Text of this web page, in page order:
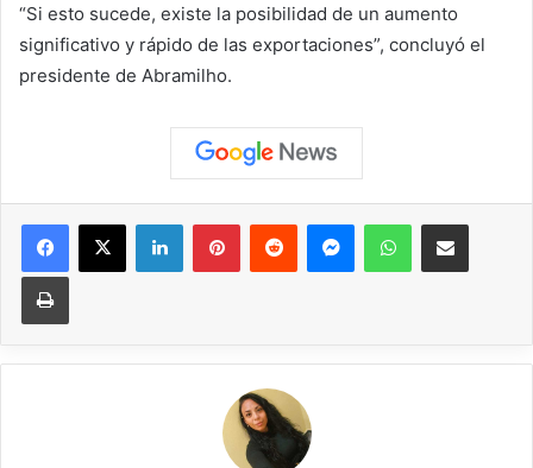
“Si esto sucede, existe la posibilidad de un aumento
significativo y rápido de las exportaciones”, concluyó el
presidente de Abramilho.
Facebook
X LinkedInPinterestReddit MessengerWhatsAppCompartir vía correo
Imprimir